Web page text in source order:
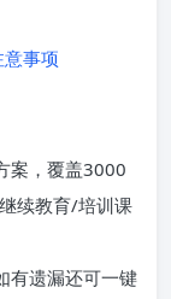
事项
案，覆盖3000
续教育/培训课
有遗漏还可一键